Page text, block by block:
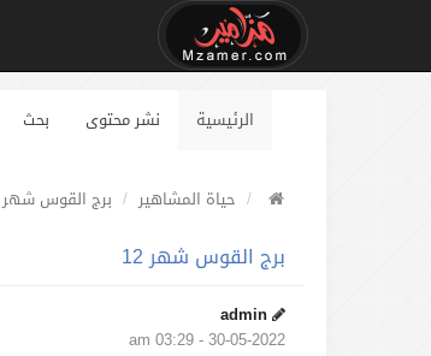
الرئيسية نشر محتوى بحث
حياة المشاهير برج القوس شهر 12
برج القوس شهر 12
admin
30-05-2022 - 03:29 am